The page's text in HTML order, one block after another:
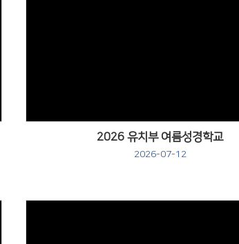
2026 유치부 여름성경학교
2026-07-12